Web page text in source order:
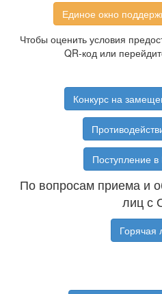
Единое окно
Чтобы оценить условия
QR-код или
Конкурс на
Поступление
По вопросам приема и
лиц с
Горячая